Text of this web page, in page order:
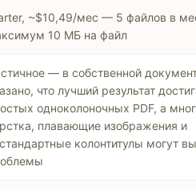
~$10,49/мес — 5 файлов в
10 МБ на файл
— в собственной
что лучший результат
одноколоночных PDF, а
плавающие изображения и
колонтитулы могут